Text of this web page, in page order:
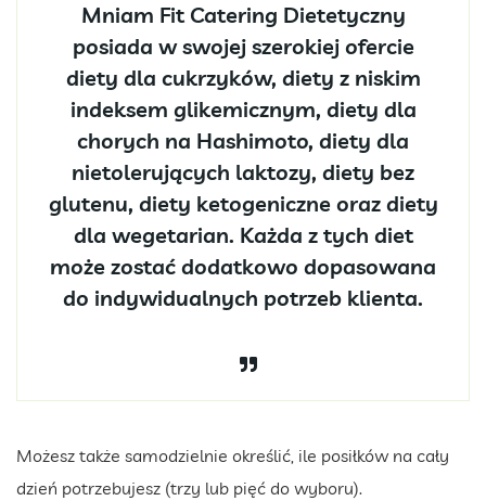
Mniam Fit Catering Dietetyczny
posiada w swojej szerokiej ofercie
diety dla cukrzyków, diety z niskim
indeksem glikemicznym, diety dla
chorych na Hashimoto, diety dla
nietolerujących laktozy, diety bez
glutenu, diety ketogeniczne oraz diety
dla wegetarian. Każda z tych diet
może zostać dodatkowo dopasowana
do indywidualnych potrzeb klienta.
Możesz także samodzielnie określić, ile posiłków na cały
dzień potrzebujesz (trzy lub pięć do wyboru).